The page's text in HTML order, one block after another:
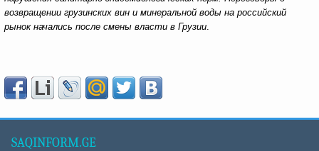
возвращении грузинских вин и минеральной воды на российский
рынок начались после смены власти в Грузии.
SAQINFORM.GE